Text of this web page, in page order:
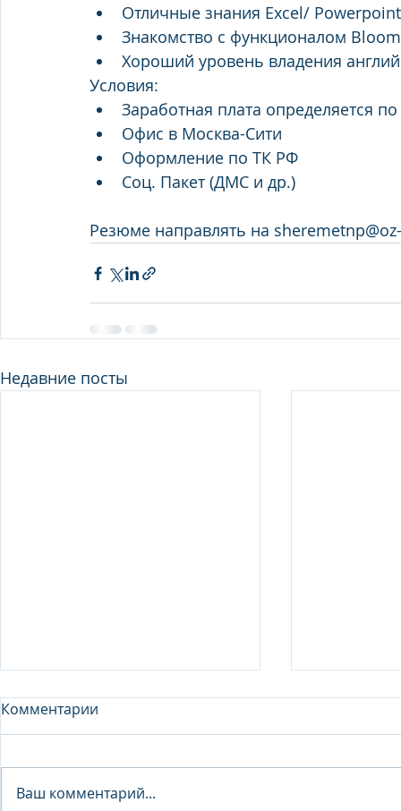
Отличные знания Excel/ Powerpoint
Знакомство с функционалом
Хороший уровень владения
Условия:
Заработная плата определяется
Офис в Москва-Сити
Оформление по ТК РФ
Соц. Пакет (ДМС и др.)
Резюме направлять на
Недавние посты
Комментарии
Ваш комментарий...